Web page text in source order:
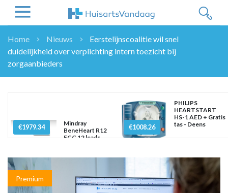
NIEUWS
ZORGVERZEKERAARS
ICT
DOSSIER
NHG
Home Nieuws
Eerstelijnscoalitie wil snel
duidelijkheid over verplichting intern toezicht bij
zorgaanbieders
€1979.34
Mindray
BeneHeart R12
ECG 12 leads
€1008.26
PHILIPS
HEARTSTART
HS-1 AED + Gratis
tas - Deens
Premium